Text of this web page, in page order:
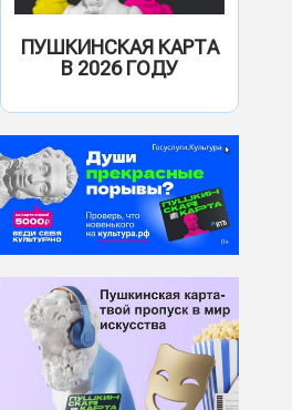
ПУШКИНСКАЯ КАРТА
В 2026 ГОДУ